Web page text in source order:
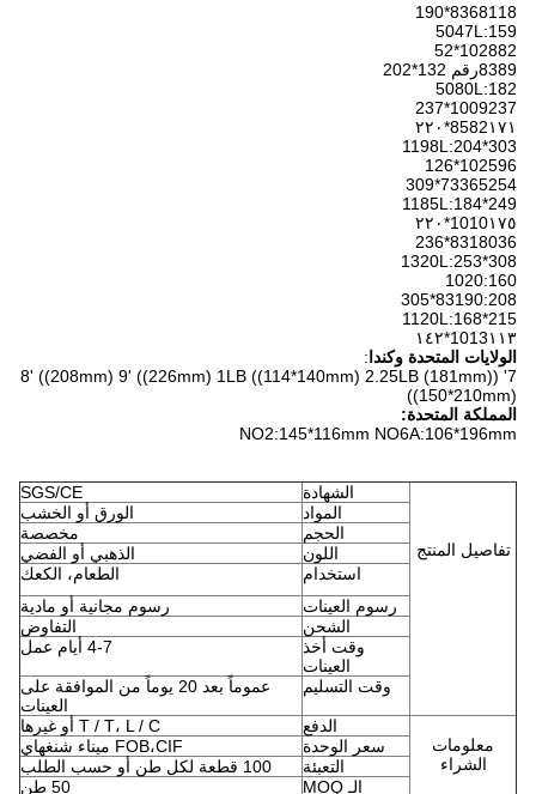
8368118*190
5047L:159
102882*52
8389رقم 132*202
5080L:182
1009237*237
8582١٧١*٢٢٠
1198L:204*303
102596*126
73365254*309
1185L:184*249
1010١٧٥*٢٢٠
8318036*236
1320L:253*308
1020:160
83190:208*305
1120L:168*215
1013١١٣*١٤٢
الولايات المتحدة وكندا:
7' ((181mm) 8' ((208mm) 9' ((226mm) 1LB ((114*140mm) 2.25LB
((150*210mm)
المملكة المتحدة:
NO2:145*116mm NO6A:106*196mm
تفاصيل المنتج
الشهادة
SGS/CE
المواد
الورق أو الخشب
الحجم
مخصصة
اللون
الذهبي أو الفضي
استخدام
الطعام، الكعك
رسوم العينات
رسوم مجانية أو مادية
الشحن
التفاوض
وقت أخذ
العينات
4-7 أيام عمل
وقت التسليم
عموماً بعد 20 يوماً من الموافقة على
العينات
معلومات
الشراء
الدفع
T / T، L / C أو غيرها
سعر الوحدة
FOB،CIF ميناء شنغهاي
التعبئة
100 قطعة لكل طن أو حسب الطلب
الـ MOQ
50 طن